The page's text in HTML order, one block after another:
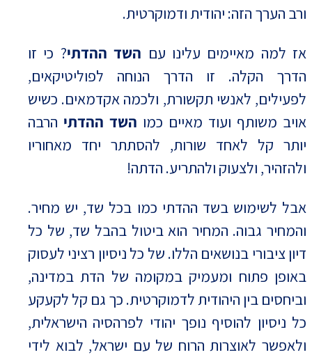
ורב הערך הזה: יהודית ודמוקרטית.
אז למה מאיימים עלינו עם השד ההדתי? כי זו
הדרך הקלה. זו הדרך הנוחה לפוליטיקאים,
לפעילים, לאנשי תקשורת, ולכמה אקדמאים. כשיש
אויב משותף ועוד מאיים כמו השד ההדתי הרבה
יותר קל לאחד שורות, להסתתר יחד מאחוריו
ולהזהיר, ולצעוק ולהתריע. הדתה!
אבל לשימוש בשד ההדתי כמו בכל שד, יש מחיר.
והמחיר גבוה. המחיר הוא ביטול בהבל שד, של כל
דיון ציבורי בנושאים הללו. של כל ניסיון רציני לעסוק
באופן פתוח ומעמיק במקומה של הדת במדינה,
וביחסים בין היהודית לדמוקרטית. כך גם קל לקעקע
כל ניסיון להוסיף נופך יהודי לפרהסיה הישראלית,
ולאפשר לאוצרות הרוח של עם ישראל, לבוא לידי